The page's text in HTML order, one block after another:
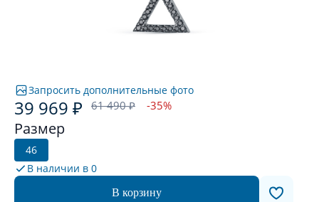
Запросить дополнительные фото
39 969 ₽ 61 490 ₽ -35%
Размер
46
В наличии в 0
В корзину